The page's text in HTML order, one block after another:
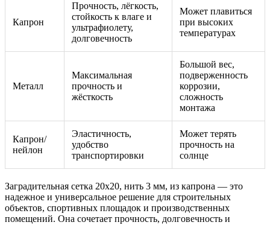
Капрон
Прочность, лёгкость,
стойкость к влаге и
ультрафиолету,
долговечность
Может плавиться
при высоких
температурах
Металл
Максимальная
прочность и
жёсткость
Большой вес,
подверженность
коррозии,
сложность
монтажа
Капрон/
нейлон
Эластичность,
удобство
транспортировки
Может терять
прочность на
солнце
Заградительная сетка 20х20, нить 3 мм, из капрона — это
надежное и универсальное решение для строительных
объектов, спортивных площадок и производственных
помещений. Она сочетает прочность, долговечность и